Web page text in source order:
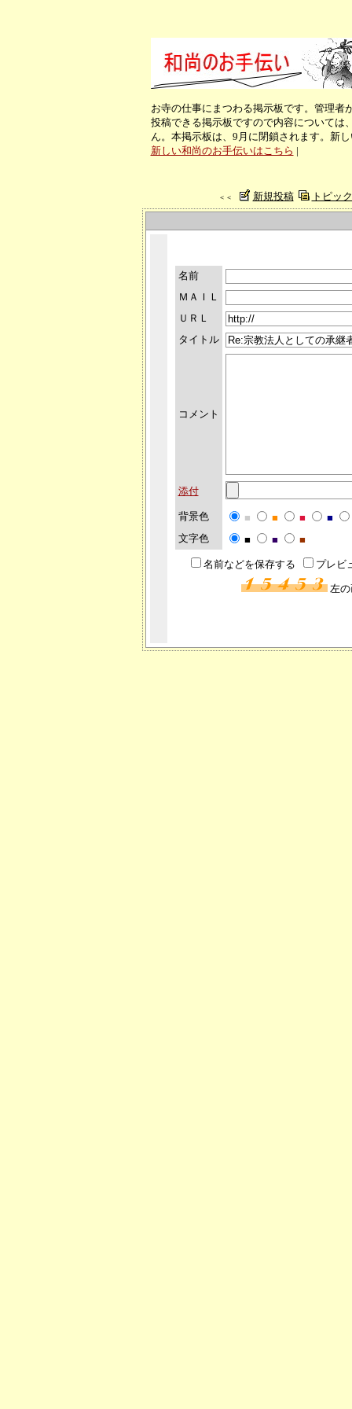
お寺の仕事にまつわる掲示板です。管理者
投稿できる掲示板ですので内容については
ん。本掲示板は、9月に閉鎖されます。新
新しい和尚のお手伝いはこちら |
＜＜ 新規投稿 トピッ
名前
ＭＡＩＬ
ＵＲＬ
タイトル
コメント
添付
背景色 ■ ■ ■
■
文字色
■ ■ ■
名前などを保存する プレ
左